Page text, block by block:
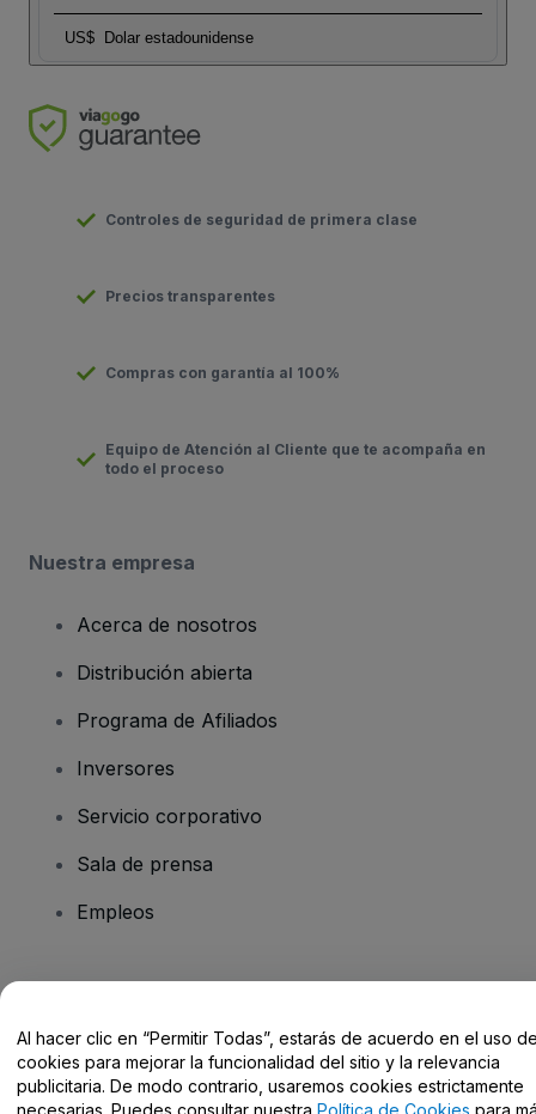
US$ Dolar estadounidense
Controles de seguridad de primera clase
Precios transparentes
Compras con garantía al 100%
Equipo de Atención al Cliente que te acompaña en
todo el proceso
Nuestra empresa
Acerca de nosotros
Distribución abierta
Programa de Afiliados
Inversores
Servicio corporativo
Sala de prensa
Empleos
Centro de Ayuda / Contacto
Al hacer clic en “Permitir Todas”, estarás de acuerdo en el uso
cookies para mejorar la funcionalidad del sitio y la relevancia
publicitaria. De modo contrario, usaremos cookies estrictamente
necesarias. Puedes consultar nuestra Política de Cookies para